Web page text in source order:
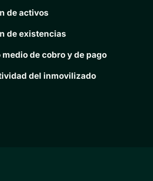
de activos
de existencias
de cobro y de pago
del inmovilizado